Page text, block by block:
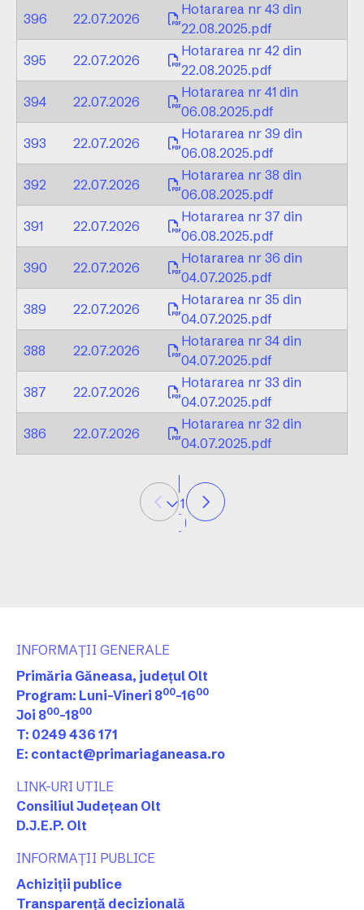
396
22.07.2026
Hotararea nr 43 din
22.08.2025.pdf
395
22.07.2026
Hotararea nr 42 din
22.08.2025.pdf
394
22.07.2026
Hotararea nr 41 din
06.08.2025.pdf
393
22.07.2026
Hotararea nr 39 din
06.08.2025.pdf
392
22.07.2026
Hotararea nr 38 din
06.08.2025.pdf
391
22.07.2026
Hotararea nr 37 din
06.08.2025.pdf
390
22.07.2026
Hotararea nr 36 din
04.07.2025.pdf
389
22.07.2026
Hotararea nr 35 din
04.07.2025.pdf
388
22.07.2026
Hotararea nr 34 din
04.07.2025.pdf
387
22.07.2026
Hotararea nr 33 din
04.07.2025.pdf
386
22.07.2026
Hotararea nr 32 din
04.07.2025.pdf
1
INFORMAȚII GENERALE
Primăria Găneasa, județul Olt
Program: Luni-Vineri 800-1600
Joi 800-1800
T: 0249 436 171
E: contact@primariaganeasa.ro
LINK-URI UTILE
Consiliul Județean Olt
D.J.E.P. Olt
INFORMAȚII PUBLICE
Achiziții publice
Transparență decizională